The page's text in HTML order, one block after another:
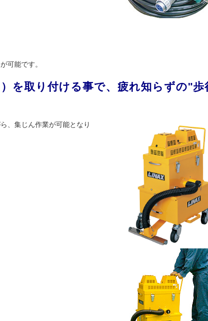
可能です。
を取り付ける事で、疲れ知らずの"歩
、集じん作業が可能となり